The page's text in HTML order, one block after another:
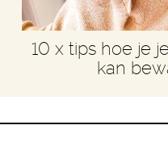
10 x tips hoe je
kan